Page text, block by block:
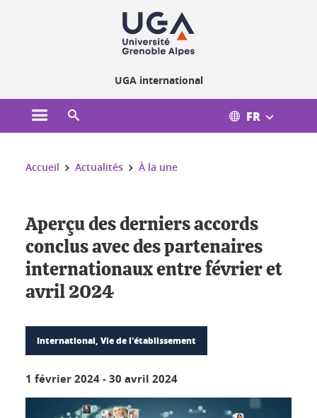
UGA international
Ouvrir le menu principal FR
Vous êtes ici :
Accueil Actualités À la une
Aperçu des derniers accords
conclus avec des partenaires
internationaux entre février et
avril 2024
International, Vie de l'établissement
1 février 2024-30 avril 2024